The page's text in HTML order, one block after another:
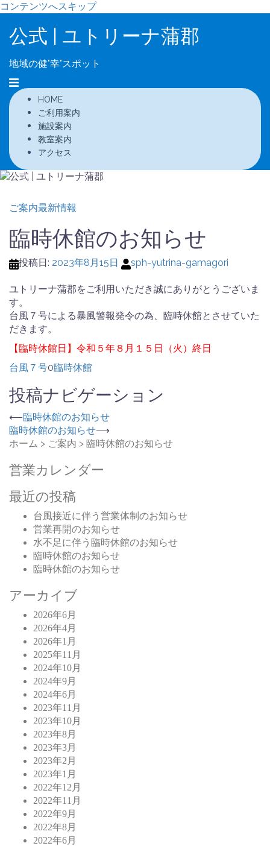
コンテンツへスキップ
公式 | ユトリーナ蒲郡
地域の健"幸"スポット
HOME
ご利用案内
施設案内
教室案内
アクセス
ご案内最新情報
臨時休館のお知らせ
投稿日: 2023年8月15日 sph-yutrina-gamagori
ユトリーナ蒲郡をご利用いただき誠にありがとうございま
す。
台風７号による暴風警報発令の為、臨時休館とさせていた
だきます。
【臨時休館日】令和５年８月１５日（火）終日
台風７号0臨時休館
投稿ナビゲーション
⟵臨時休館のお知らせ
臨時休館のお知らせ⟶
ホーム > ご案内 > 臨時休館のお知らせ
営業カレンダー
最近の投稿
台風接近に伴う営業体制のお知らせ
営業再開のお知らせ
水不足に伴う臨時休館のお知らせ
臨時休館のお知らせ
臨時休館のお知らせ
アーカイブ
2026年6月
2026年4月
2026年1月
2025年11月
2024年10月
2024年9月
2024年6月
2023年11月
2023年10月
2023年8月
2023年3月
2023年2月
2023年1月
2022年12月
2022年11月
2022年9月
2022年8月
2022年6月